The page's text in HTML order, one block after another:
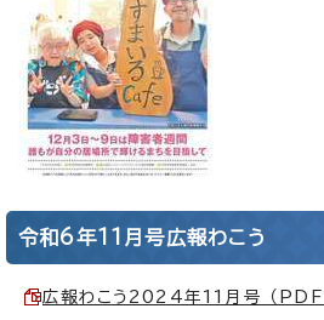
令和6年11月号広報わこう
広報わこう2024年11月号 （PDF